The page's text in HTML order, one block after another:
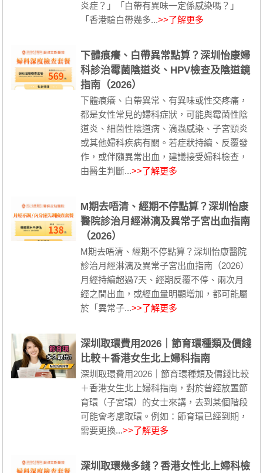
炎症？」「白帶有異味一定係感染嗎？」
「香港驗白帶幾多...>>了解更多
下體痕癢、白帶異常點算？深圳怡康婦
科診治霉菌陰道炎、HPV檢查及陰道鏡
指南（2026）
下體痕癢、白帶異常、有異味或性交疼痛，
都是女性常見的婦科症狀，可能與霉菌性陰
道炎、細菌性陰道病、滴蟲感染、子宮頸炎
或其他婦科疾病有關。若症狀持續、反覆發
作，或伴隨異常出血，建議接受婦科檢查，
由醫生判斷...>>了解更多
M期去唔清、經期不停點算？深圳怡康
醫院診治月經淋漓及異常子宮出血指南
（2026）
M期去唔清、經期不停點算？深圳怡康醫院
診治月經淋漓及異常子宮出血指南（2026）
月經持續超過7天、經期反覆不停、兩次月
經之間出血，或經血量明顯增加，都可能屬
於「異常子...>>了解更多
深圳取環費用2026｜節育環種類及價錢
比較＋香港女生北上婦科指南
深圳取環費用2026｜節育環種類及價錢比較
＋香港女生北上婦科指南，對於曾經放置節
育環（子宮環）的女士來講，去到某個階段
可能會考慮取環。例如：節育環已經到期，
需要更換...>>了解更多
深圳取環幾多錢？香港女性北上婦科檢